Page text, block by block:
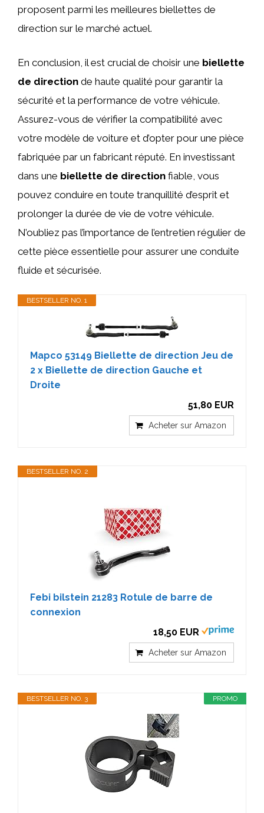
proposent parmi les meilleures biellettes de
direction sur le marché actuel.
En conclusion, il est crucial de choisir une biellette
de direction de haute qualité pour garantir la
sécurité et la performance de votre véhicule.
Assurez-vous de vérifier la compatibilité avec
votre modèle de voiture et d’opter pour une pièce
fabriquée par un fabricant réputé. En investissant
dans une biellette de direction fiable, vous
pouvez conduire en toute tranquillité d’esprit et
prolonger la durée de vie de votre véhicule.
N’oubliez pas l’importance de l’entretien régulier de
cette pièce essentielle pour assurer une conduite
fluide et sécurisée.
BESTSELLER NO. 1
Mapco 53149 Biellette de direction Jeu de
2 x Biellette de direction Gauche et
Droite
51,80 EUR
Acheter sur Amazon
BESTSELLER NO. 2
Febi bilstein 21283 Rotule de barre de
connexion
18,50 EUR
Acheter sur Amazon
PROMO
BESTSELLER NO. 3